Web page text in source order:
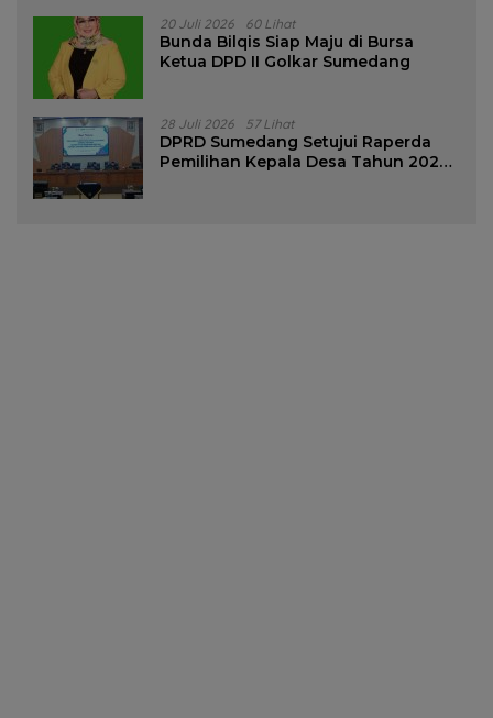
20 Juli 2026 60 Lihat
Bunda Bilqis Siap Maju di Bursa
Ketua DPD II Golkar Sumedang
28 Juli 2026 57 Lihat
DPRD Sumedang Setujui Raperda
Pemilihan Kepala Desa Tahun 2026